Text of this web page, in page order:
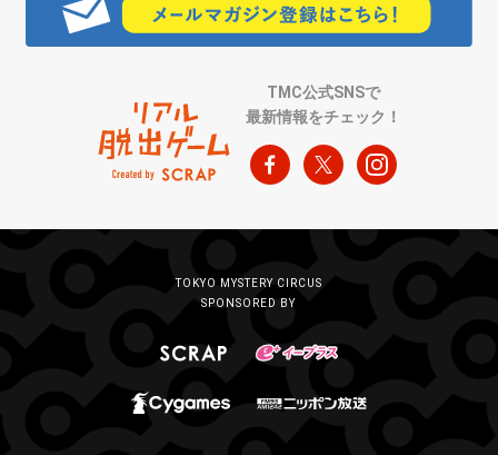
TMC公式SNSで
最新情報をチェック！
TOKYO MYSTERY CIRCUS
SPONSORED BY